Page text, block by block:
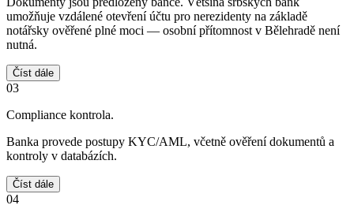
umožňuje vzdálené otevření účtu pro nerezidenty na základě
notářsky ověřené plné moci — osobní přítomnost v Bělehradě není
nutná.
Číst dále
03
Compliance kontrola.
Banka provede postupy KYC/AML, včetně ověření dokumentů a
kontroly v databázích.
Číst dále
04